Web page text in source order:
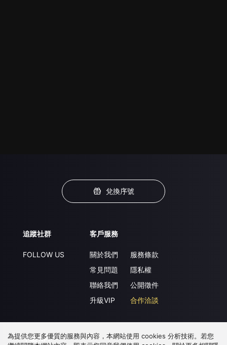
兌換序號
追蹤社群
FOLLOW US
客戶服務
關於我們
常見問題
聯絡我們
升級VIP
服務條款
隱私權
公開徵件
合作洽談
下載 APP
為提供您更多優質的服務與內容，本網站使用 cookies 分析技術。若您